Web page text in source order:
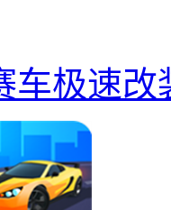
车极速改